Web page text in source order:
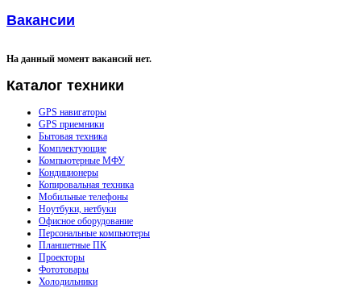
Вакансии
На данный момент вакансий нет.
Каталог техники
GPS навигаторы
GPS приемники
Бытовая техника
Комплектующие
Компьютерные МФУ
Кондиционеры
Копировальная техника
Мобильные телефоны
Ноутбуки, нетбуки
Офисное оборудование
Персональные компьютеры
Планшетные ПК
Проекторы
Фототовары
Холодильники